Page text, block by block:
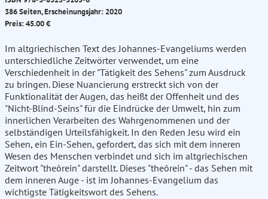
386 Seiten, Erscheinungsjahr: 2020
Preis: 45.00 €
Im altgriechischen Text des Johannes-Evangeliums werden
unterschiedliche Zeitwörter verwendet, um eine
Verschiedenheit in der "Tätigkeit des Sehens" zum Ausdruck
zu bringen. Diese Nuancierung erstreckt sich von der
Funktionalität der Augen, das heißt der Offenheit und des
"Nicht-Blind-Seins" für die Eindrücke der Umwelt, hin zum
innerlichen Verarbeiten des Wahrgenommenen und der
selbständigen Urteilsfähigkeit. In den Reden Jesu wird ein
Sehen, ein Ein-Sehen, gefordert, das sich mit dem inneren
Wesen des Menschen verbindet und sich im altgriechischen
Zeitwort "theôrein" darstellt. Dieses "theôrein" - das Sehen mit
dem inneren Auge - ist im Johannes-Evangelium das
wichtigste Tätigkeitswort des Sehens.